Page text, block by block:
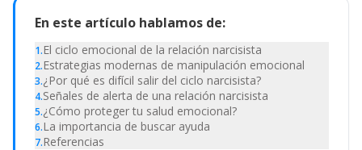
En este artículo hablamos de:
1.El ciclo emocional de la relación narcisista
2.Estrategias modernas de manipulación emocional
3.¿Por qué es difícil salir del ciclo narcisista?
4.Señales de alerta de una relación narcisista
5.¿Cómo proteger tu salud emocional?
6.La importancia de buscar ayuda
7.Referencias